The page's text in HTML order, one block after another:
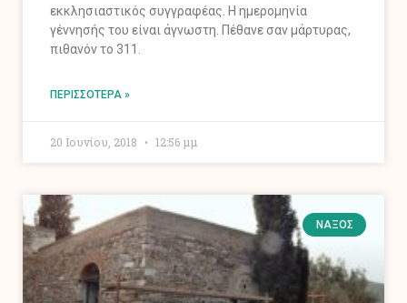
εκκλησιαστικός συγγραφέας. Η ημερομηνία
γέννησής του είναι άγνωστη. Πέθανε σαν μάρτυρας,
πιθανόν το 311.
ΠΕΡΙΣΣΌΤΕΡΑ »
20 Ιουνίου, 2018 12:56 μμ
ΝΆΞΟΣ